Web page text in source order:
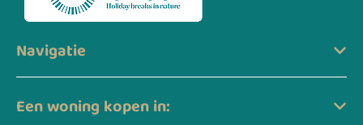
Navigatie
Een woning kopen in: